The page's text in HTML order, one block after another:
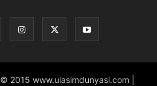
2015 www.ulasimdunyasi.com |